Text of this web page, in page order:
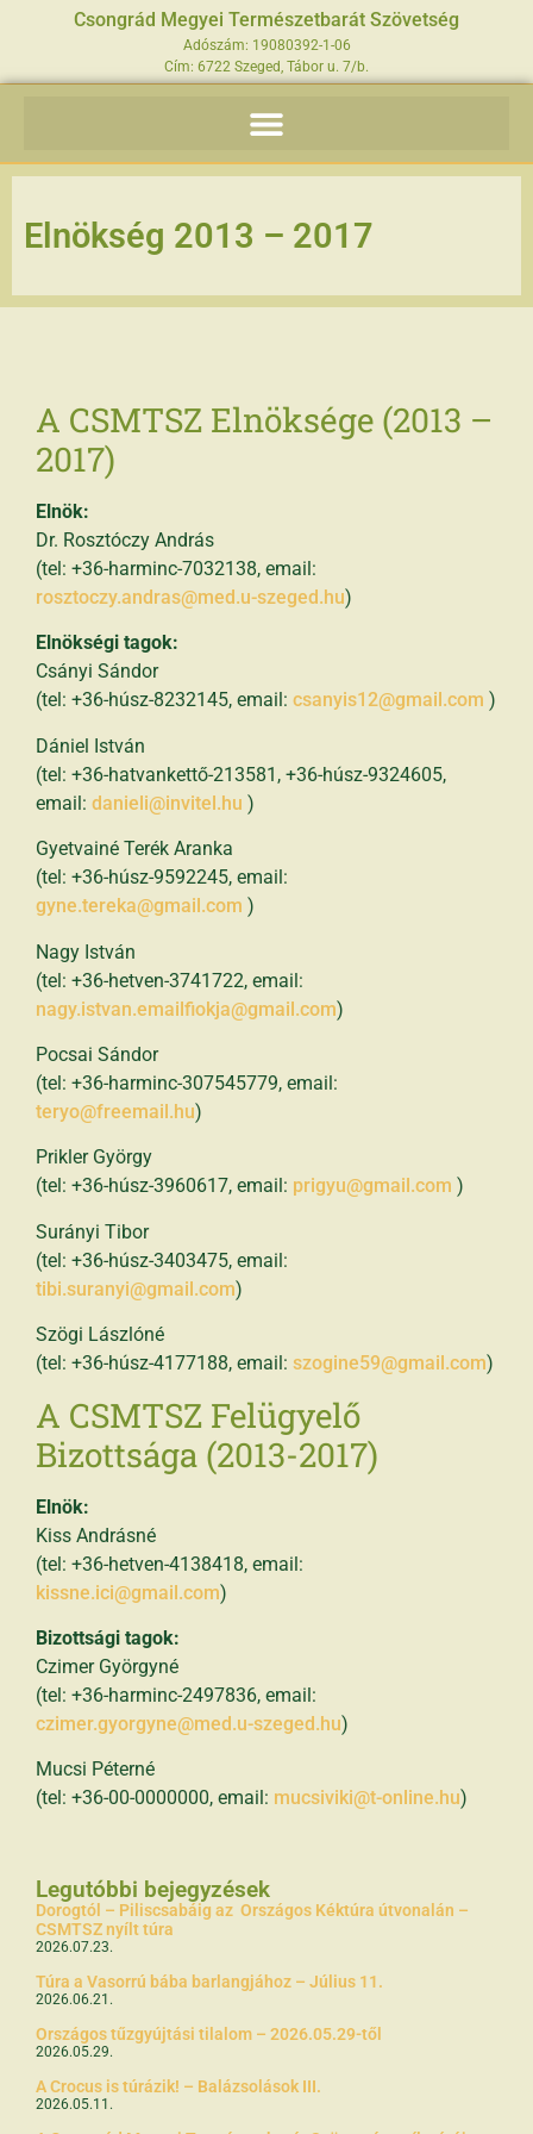
Csongrád Megyei Természetbarát Szövetség
Adószám: 19080392-1-06
Cím: 6722 Szeged, Tábor u. 7/b.
Elnökség 2013 – 2017
A CSMTSZ Elnöksége (2013 –
2017)
Elnök:
Dr. Rosztóczy András
(tel: +36-harminc-7032138, email:
rosztoczy.andras@med.u-szeged.hu)
Elnökségi tagok:
Csányi Sándor
(tel: +36-húsz-8232145, email: csanyis12@gmail.com )
Dániel István
(tel: +36-hatvankettő-213581, +36-húsz-9324605,
email: danieli@invitel.hu )
Gyetvainé Terék Aranka
(tel: +36-húsz-9592245, email:
gyne.tereka@gmail.com )
Nagy István
(tel: +36-hetven-3741722, email:
nagy.istvan.emailfiokja@gmail.com)
Pocsai Sándor
(tel: +36-harminc-307545779, email:
teryo@freemail.hu)
Prikler György
(tel: +36-húsz-3960617, email: prigyu@gmail.com )
Surányi Tibor
(tel: +36-húsz-3403475, email:
tibi.suranyi@gmail.com)
Szögi Lászlóné
(tel: +36-húsz-4177188, email: szogine59@gmail.com)
A CSMTSZ Felügyelő
Bizottsága (2013-2017)
Elnök:
Kiss Andrásné
(tel: +36-hetven-4138418, email:
kissne.ici@gmail.com)
Bizottsági tagok:
Czimer Györgyné
(tel: +36-harminc-2497836, email:
czimer.gyorgyne@med.u-szeged.hu)
Mucsi Péterné
(tel: +36-00-0000000, email: mucsiviki@t-online.hu)
Legutóbbi bejegyzések
Dorogtól – Piliscsabáig az Országos Kéktúra útvonalán –
CSMTSZ nyílt túra
2026.07.23.
Túra a Vasorrú bába barlangjához – Július 11.
2026.06.21.
Országos tűzgyújtási tilalom – 2026.05.29-től
2026.05.29.
A Crocus is túrázik! – Balázsolások III.
2026.05.11.